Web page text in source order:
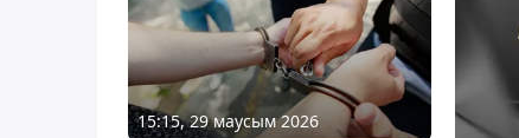
15:15, 29 маусым 2026